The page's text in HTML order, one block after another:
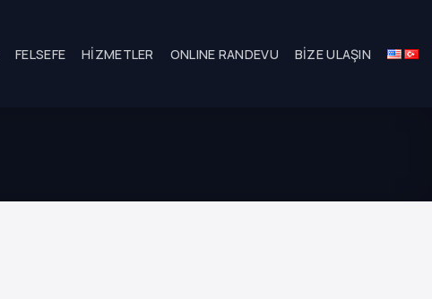
FELSEFE HIZMETLER ONLINE RANDEVU BIZE ULAŞIN